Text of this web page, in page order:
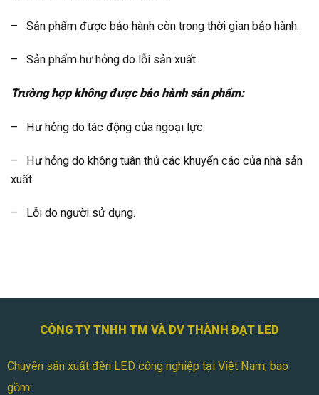
– Sản phẩm được bảo hành còn trong thời gian bảo hành.
– Sản phẩm hư hỏng do lỗi sản xuất.
Trường hợp không được bảo hành sản phẩm:
– Hư hỏng do tác động của ngoại lực.
– Hư hỏng do không tuân thủ các khuyến cáo của nhà sản
xuất.
– Lỗi do người sử dụng.
CÔNG TY TNHH TM VÀ DV THÀNH ĐẠT LED
Chuyên sản xuất đèn LED công nghiệp tại Việt Nam, bao
gồm: